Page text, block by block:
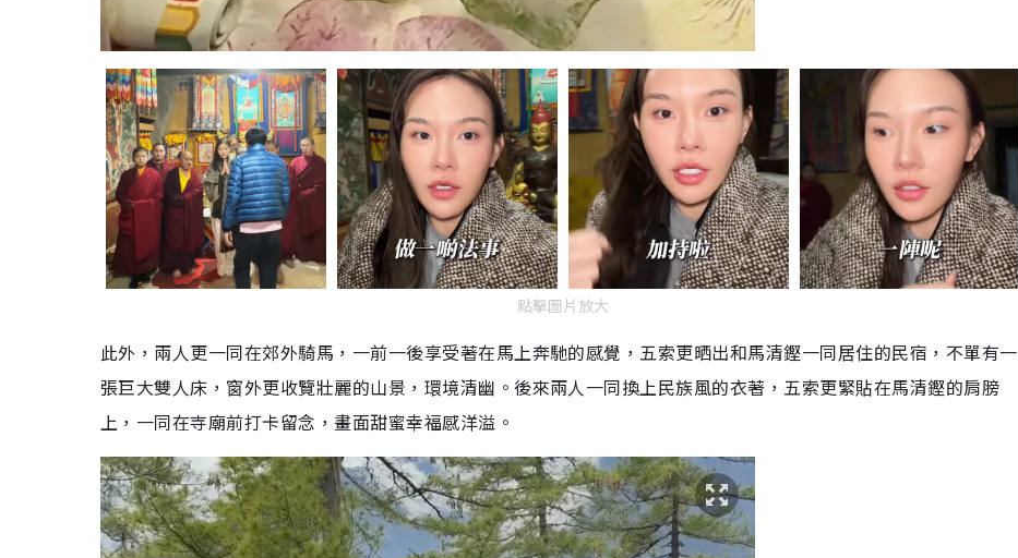
點擊圖片放大
此外，兩人更一同在郊外騎馬，一前一後享受著在馬上奔馳的感覺，五索更晒出和馬清鏗一同居住的民宿，不單有一
張巨大雙人床，窗外更收覽壯麗的山景，環境清幽。後來兩人一同換上民族風的衣著，五索更緊貼在馬清鏗的肩膀
上，一同在寺廟前打卡留念，畫面甜蜜幸福感洋溢。